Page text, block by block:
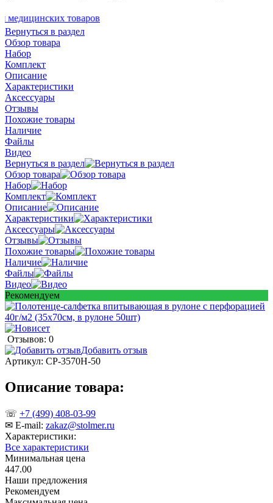
товаров
Вернуться в раздел
Обзор товара
Набор
Комплект
Описание
Характеристики
Аксессуары
Отзывы
Похожие товары
Наличие
Файлы
Видео
Вернуться в раздел
Обзор товара
Набор
Комплект
Описание
Характеристики
Аксессуары
Отзывы
Похожие товары
Наличие
Файлы
Видео
Рекомендуем
Отзывов: 0
Добавить отзыв
Артикул: СР-3570Н-50
Описание товара:
☏ +7 (499) 408-03-99
✉ E-mail: zakaz@stolmer.ru
Характеристики:
Все характеристики
Минимальная цена
447.00
Наши предложения
Рекомендуем